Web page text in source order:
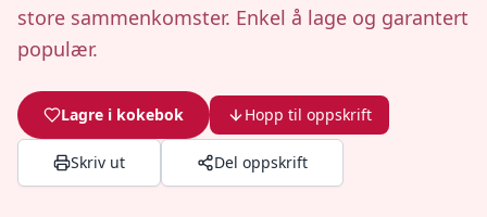
store sammenkomster. Enkel å lage og garantert
populær.
Lagre i kokebok Hopp til oppskrift
Skriv ut Del oppskrift